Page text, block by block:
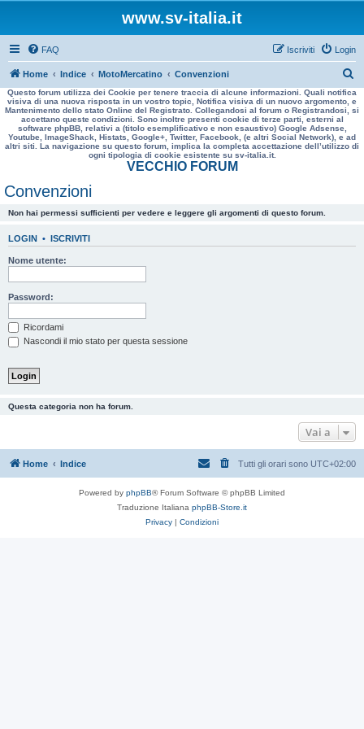
www.sv-italia.it
FAQ Login
Iscriviti
Home Indice MotoMercatino Convenzioni
e
r
a
Questo forum utilizza dei Cookie per tenere traccia di alcune informazioni. Quali notifica
visiva di una nuova risposta in un vostro topic, Notifica visiva di un nuovo argomento, e
Mantenimento dello stato Online del Registrato. Collegandosi al forum o Registrandosi, si
accettano queste condizioni. Sono inoltre presenti cookie di terze parti, esterni al
software phpBB, relativi a (titolo esemplificativo e non esaustivo) Google Adsense,
Youtube, ImageShack, Histats, Google+, Twitter, Facebook, (e altri Social Network), e ad
altri siti. La navigazione su questo forum, implica la completa accettazione dell’utilizzo di
ogni tipologia di cookie esistente su sv-italia.it.
VECCHIO FORUM
Convenzioni
Non hai permessi sufficienti per vedere e leggere gli argomenti di questo forum.
LOGIN • ISCRIVITI
Nome utente:
Password:
Ricordami
Nascondi il mio stato per questa sessione
Questa categoria non ha forum.
Vai a
Home Indice Tutti gli orari sono UTC+02:00
Powered by phpBB® Forum Software © phpBB Limited
Traduzione Italiana phpBB-Store.it
Privacy | Condizioni